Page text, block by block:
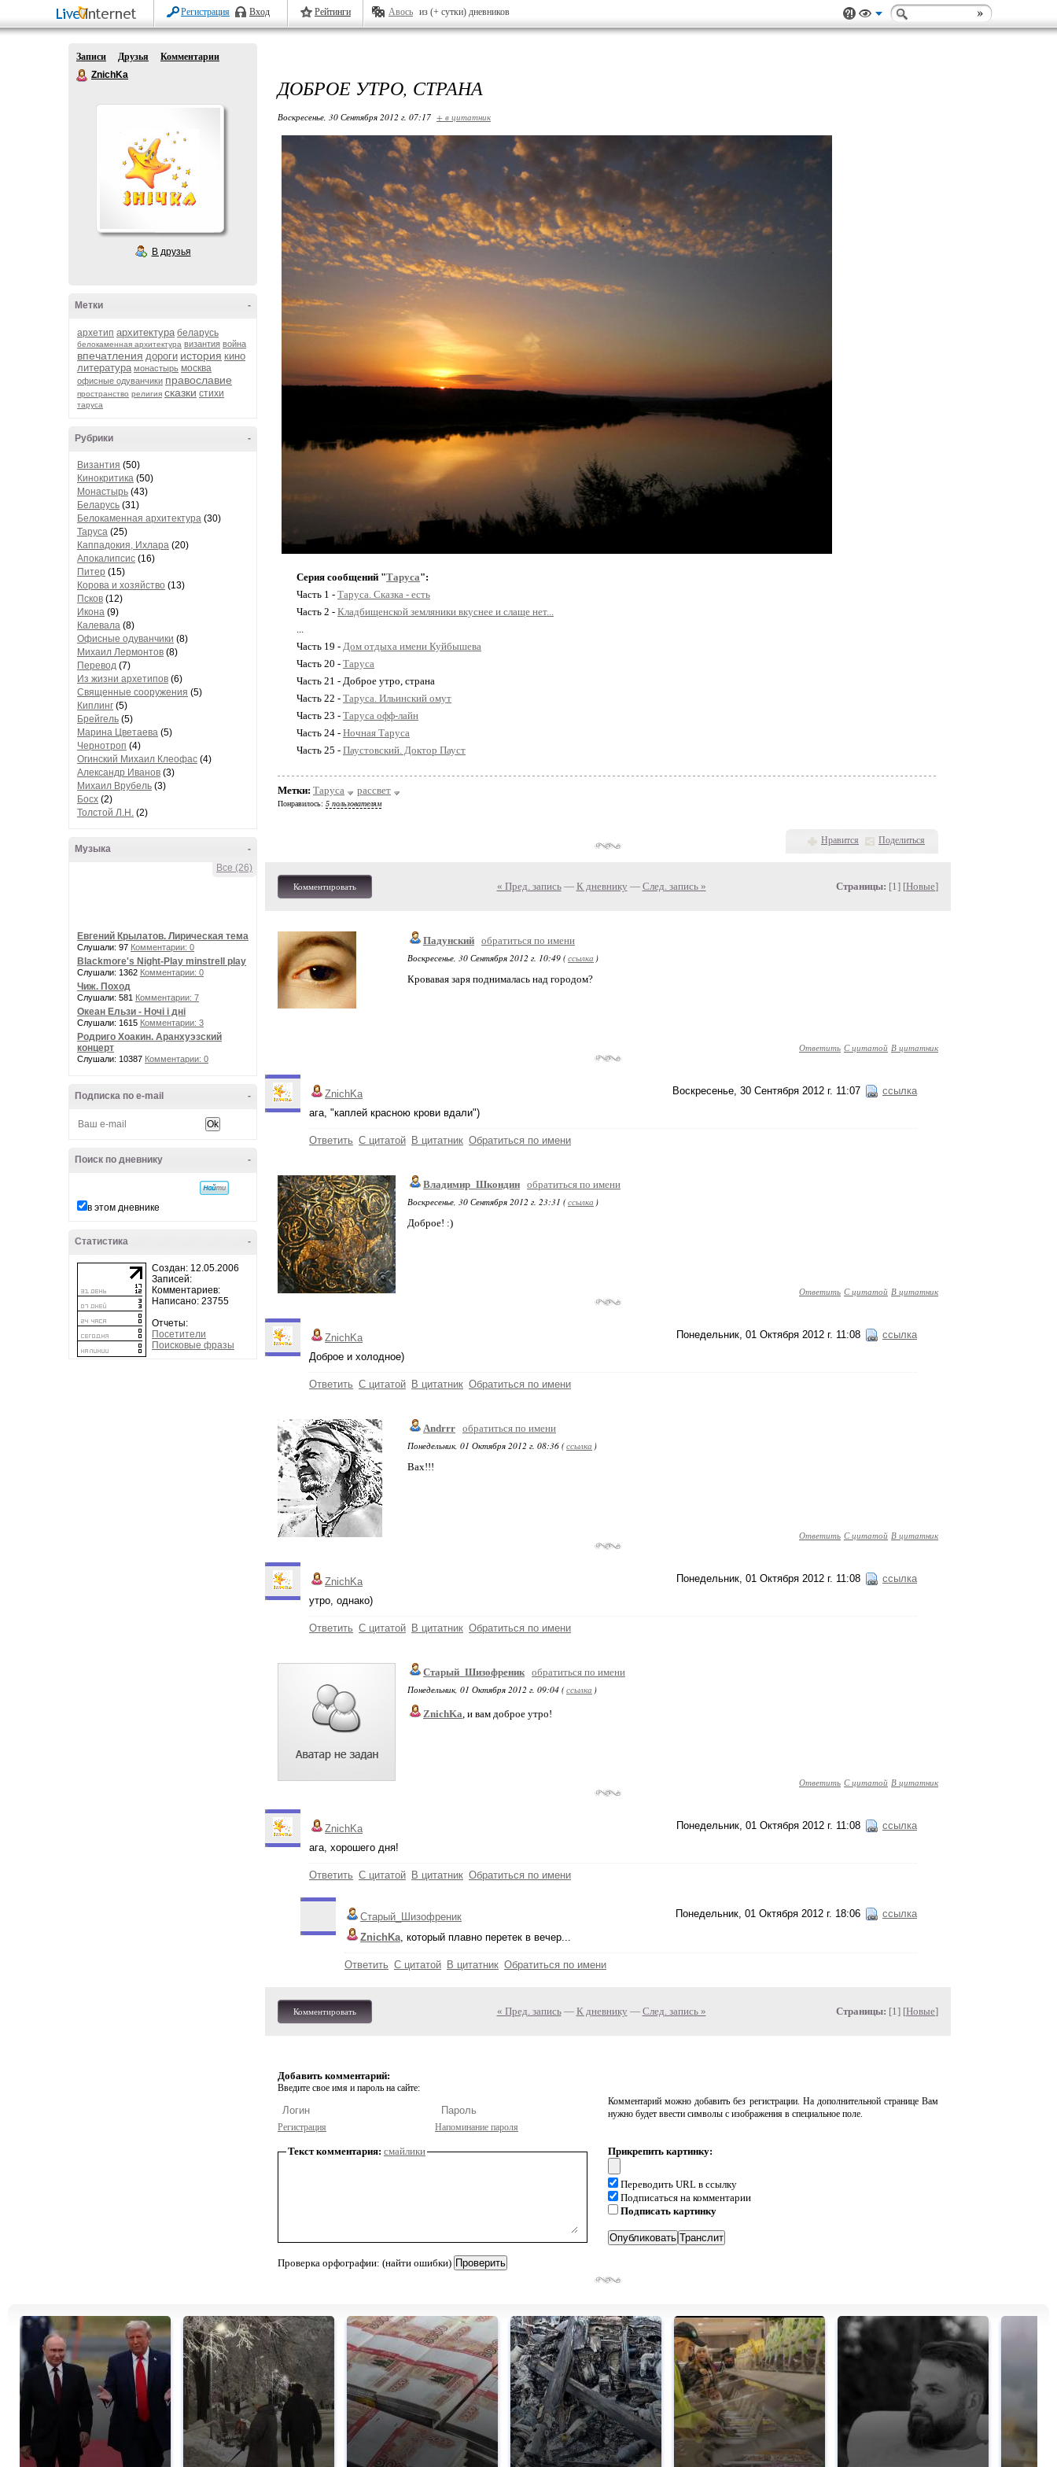
Регистрация Вход Рейтинги Авось из (+ сутки) дневников
Записи Друзья
Комментарии
ZnichKa
В друзья
-
Метки
архетип архитектура беларусь
белокаменная архитектура византия война
впечатления дороги история кино
литература монастырь москва
офисные одуванчики православие
пространство религия сказки стихи
таруса
-
Рубрики
Византия (50)
Кинокритика (50)
Монастырь (43)
Беларусь (31)
Белокаменная архитектура (30)
Таруса (25)
Каппадокия, Ихлара (20)
Апокалипсис (16)
Питер (15)
Корова и хозяйство (13)
Псков (12)
Икона (9)
Калевала (8)
Офисные одуванчики (8)
Михаил Лермонтов (8)
Перевод (7)
Из жизни архетипов (6)
Священные сооружения (5)
Киплинг (5)
Брейгель (5)
Марина Цветаева (5)
Чернотроп (4)
Огинский Михаил Клеофас (4)
Александр Иванов (3)
Михаил Врубель (3)
Босх (2)
Толстой Л.Н. (2)
-
Музыка
Все (26)
Евгений Крылатов. Лирическая тема
Слушали: 97 Комментарии: 0
Blackmore's Night-Play minstrell play
Слушали: 1362 Комментарии: 0
Чиж. Поход
Слушали: 581 Комментарии: 7
Океан Ельзи - Ночі і дні
Слушали: 1615 Комментарии: 3
Родриго Хоакин. Аранхуэзский
концерт
Слушали: 10387 Комментарии: 0
-
Подписка по e-mail
-
Поиск по дневнику
в этом дневнике
-
Статистика
Создан: 12.05.2006
Записей:
Комментариев:
Написано: 23755
Отчеты:
Посетители
Поисковые фразы
ДОБРОЕ УТРО, СТРАНА
Воскресенье, 30 Сентября 2012 г. 07:17 + в цитатник
Серия сообщений "Таруса":
Часть 1 - Таруса. Сказка - есть
Часть 2 - Кладбищенской земляники вкуснее и слаще нет...
...
Часть 19 - Дом отдыха имени Куйбышева
Часть 20 - Таруса
Часть 21 - Доброе утро, страна
Часть 22 - Таруса. Ильинский омут
Часть 23 - Таруса офф-лайн
Часть 24 - Ночная Таруса
Часть 25 - Паустовский. Доктор Пауст
Метки: Таруса рассвет
Понравилось: 5 пользователям
Нравится Поделиться
Комментировать « Пред. запись— К дневнику — След. запись » Страницы: [1] [Новые]
Падунский обратиться по имени
Воскресенье, 30 Сентября 2012 г. 10:49 (ссылка )
Кровавая заря поднималась над городом?
Ответить С цитатой В цитатник
Воскресенье, 30 Сентября 2012 г. 11:07 ссылка
ZnichKa
ага, "каплей красною крови вдали")
Ответить С цитатой В цитатник Обратиться по имени
Владимир_Шкондин обратиться по имени
Воскресенье, 30 Сентября 2012 г. 23:31 (ссылка )
Доброе! :)
Ответить С цитатой В цитатник
Понедельник, 01 Октября 2012 г. 11:08 ссылка
ZnichKa
Доброе и холодное)
Ответить С цитатой В цитатник Обратиться по имени
Andrrr обратиться по имени
Понедельник, 01 Октября 2012 г. 08:36 (ссылка )
Вах!!!
Ответить С цитатой В цитатник
Понедельник, 01 Октября 2012 г. 11:08 ссылка
ZnichKa
утро, однако)
Ответить С цитатой В цитатник Обратиться по имени
Старый_Шизофреник обратиться по имени
Понедельник, 01 Октября 2012 г. 09:04 (ссылка )
ZnichKa, и вам доброе утро!
Ответить С цитатой В цитатник
Понедельник, 01 Октября 2012 г. 11:08 ссылка
ZnichKa
ага, хорошего дня!
Ответить С цитатой В цитатник Обратиться по имени
Понедельник, 01 Октября 2012 г. 18:06 ссылка
Старый_Шизофреник
ZnichKa, который плавно перетек в вечер...
Ответить С цитатой В цитатник Обратиться по имени
Комментировать « Пред. запись— К дневнику — След. запись » Страницы: [1] [Новые]
Добавить комментарий:
Введите свое имя и пароль на сайте:
Регистрация Напоминание пароля
Комментарий можно добавить без регистрации. На дополнительной странице Вам
нужно будет ввести символы с изображения в специальное поле.
Текст комментария: смайлики
Проверка орфографии: (найти ошибки)
Прикрепить картинку:
Переводить URL в ссылку
Подписаться на комментарии
Подписать картинку